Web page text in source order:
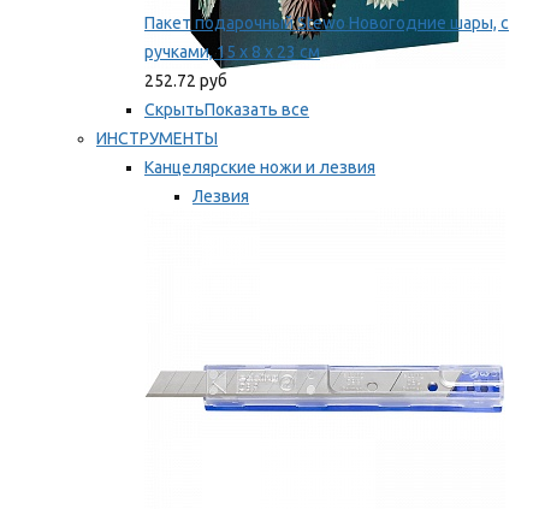
Пакет подарочный Stewo Новогодние шары, с
ручками, 15 х 8 х 23 см
252.72 руб
СкрытьПоказать все
ИНСТРУМЕНТЫ
Канцелярские ножи и лезвия
Лезвия